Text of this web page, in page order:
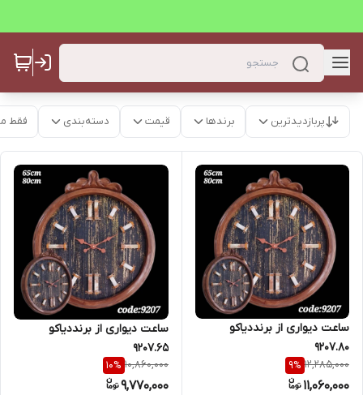
پربازدیدترین برندها قیمت دسته‌بندی فقط
ساعت دیواری از برنددیاکو
9207.80
12,285,000
9%
11,060,000
ساعت دیواری از برنددیاکو
9207.65
10,860,000
10%
9,770,000